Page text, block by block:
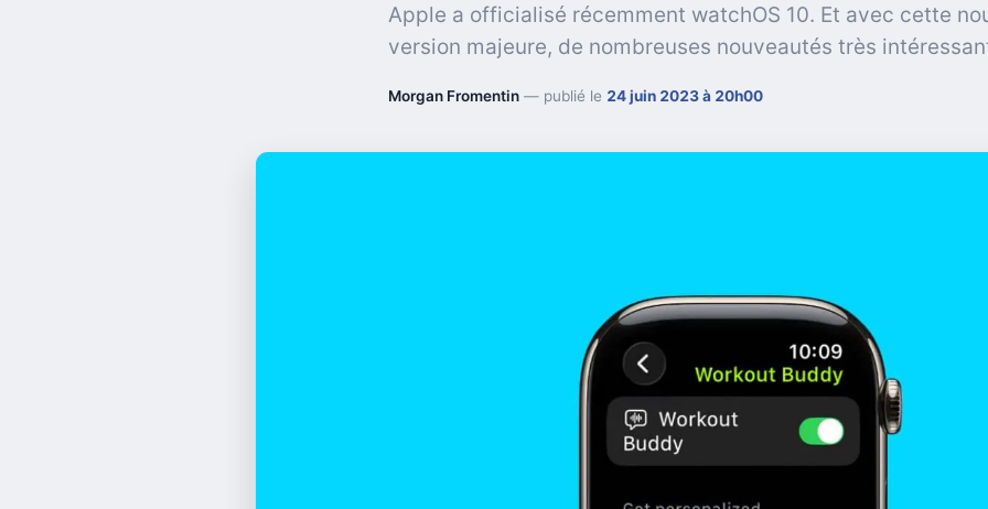
Apple a officialisé récemment watchOS 10. Et avec cette
version majeure, de nombreuses nouveautés très
Morgan Fromentin — publié le 24 juin 2023 à 20h00